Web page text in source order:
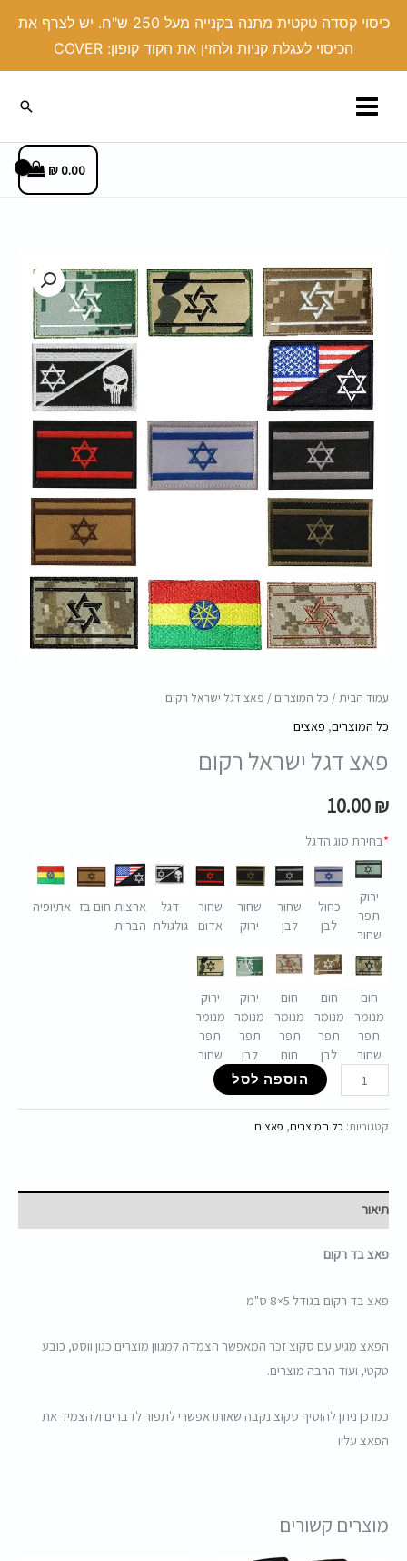
כיסוי קסדה טקטית מתנה בקנייה מעל 250 ש"ח. יש לצרף את
הכיסוי לעגלת קניות ולהזין את הקוד קופון: COVER
חיפוש
0.00
₪
עמוד הבית/ כל המוצרים / פאצ דגל ישראל רקום
כל המוצרים, פאצים
פאצ דגל ישראל רקום
10.00₪
*בחירת סוג הדגל
ירוק
תפר
שחור
כחול
לבן
שחור
לבן
שחור
ירוק
שחור
אדום
דגל
גולגולת
ארצות
הברית
חום בז אתיופיה
חום
מנומר
תפר
שחור
חום
מנומר
תפר
לבן
חום
מנומר
תפר
חום
ירוק
מנומר
תפר
לבן
ירוק
מנומר
תפר
שחור
פאצ
דגל
ישראל
רקום
הוספה לסל
קטגוריות: כל המוצרים, פאצים
תיאור
פאצ בד רקום
פאצ בד רקום בגודל 5×8 ס"מ
הפאצ מגיע עם סקוצ זכר המאפשר הצמדה למגוון מוצרים כגון ווסט, כובע
טקטי, ועוד הרבה מוצרים.
כמו כן ניתן להוסיף סקוצ נקבה שאותו אפשרי לתפור לדברים ולהצמיד את
הפאצ עליו
מוצרים קשורים